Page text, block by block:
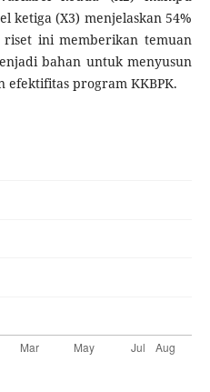
ketiga (X3) menjelaskan 54%
ini memberikan temuan
bahan untuk menyusun
efektifitas program KKBPK.